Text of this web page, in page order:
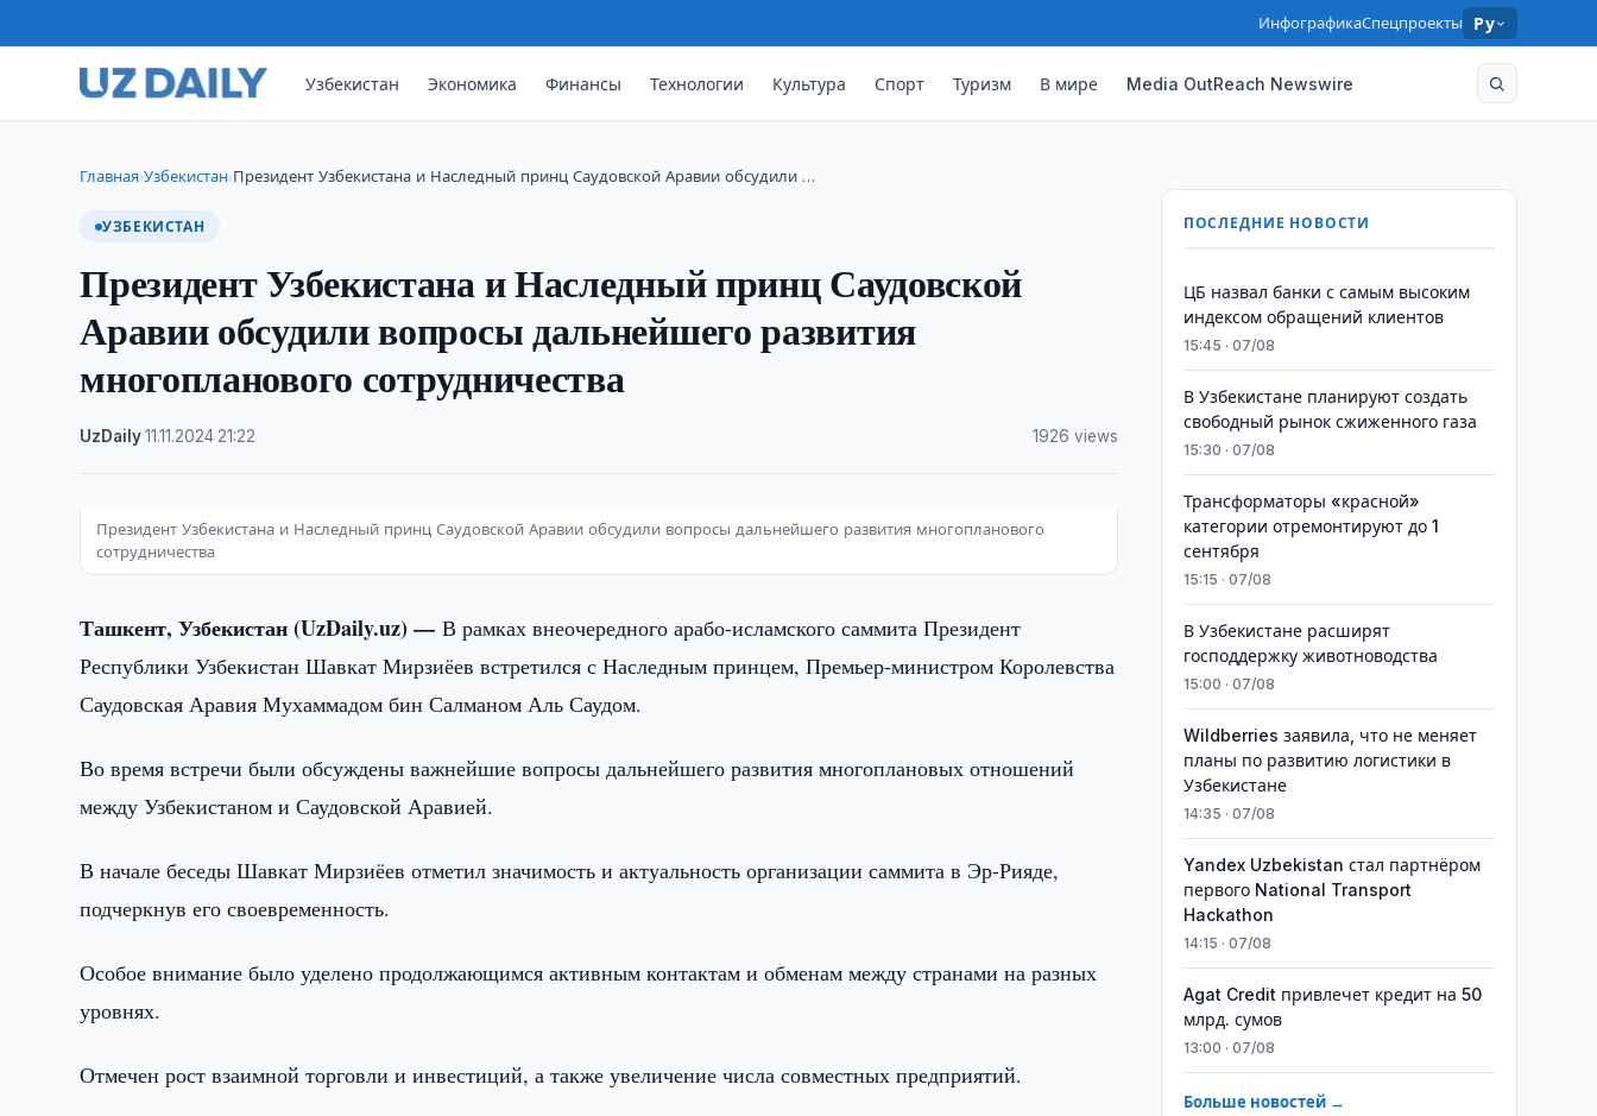
ИнфографикаСпецпроекты Ру
Узбекистан Экономика Финансы Технологии Культура Спорт Туризм В мире Media OutReach Newswire
Главная›Узбекистан›Президент Узбекистана и Наследный принц Саудовской Аравии обсудили …
УЗБЕКИСТАН
Президент Узбекистана и Наследный принц Саудовской
Аравии обсудили вопросы дальнейшего развития
многопланового сотрудничества
UzDaily·11.11.2024 21:22 1926 views
Президент Узбекистана и Наследный принц Саудовской Аравии обсудили вопросы дальнейшего развития многопланового
сотрудничества
Ташкент, Узбекистан (UzDaily.uz) —В рамках внеочередного арабо-исламского саммита Президент
Республики Узбекистан Шавкат Мирзиёев встретился с Наследным принцем, Премьер-министром Королевства
Саудовская Аравия Мухаммадом бин Салманом Аль Саудом.
Во время встречи были обсуждены важнейшие вопросы дальнейшего развития многоплановых отношений
между Узбекистаном и Саудовской Аравией.
В начале беседы Шавкат Мирзиёев отметил значимость и актуальность организации саммита в Эр-Рияде,
подчеркнув его своевременность.
Особое внимание было уделено продолжающимся активным контактам и обменам между странами на разных
уровнях.
Отмечен рост взаимной торговли и инвестиций, а также увеличение числа совместных предприятий.
ПОСЛЕДНИЕ НОВОСТИ
ЦБ назвал банки с самым высоким
индексом обращений клиентов
15:45 · 07/08
В Узбекистане планируют создать
свободный рынок сжиженного газа
15:30 · 07/08
Трансформаторы «красной»
категории отремонтируют до 1
сентября
15:15 · 07/08
В Узбекистане расширят
господдержку животноводства
15:00 · 07/08
Wildberries заявила, что не меняет
планы по развитию логистики в
Узбекистане
14:35 · 07/08
Yandex Uzbekistan стал партнёром
первого National Transport
Hackathon
14:15 · 07/08
Agat Credit привлечет кредит на 50
млрд. сумов
13:00 · 07/08
Больше новостей →